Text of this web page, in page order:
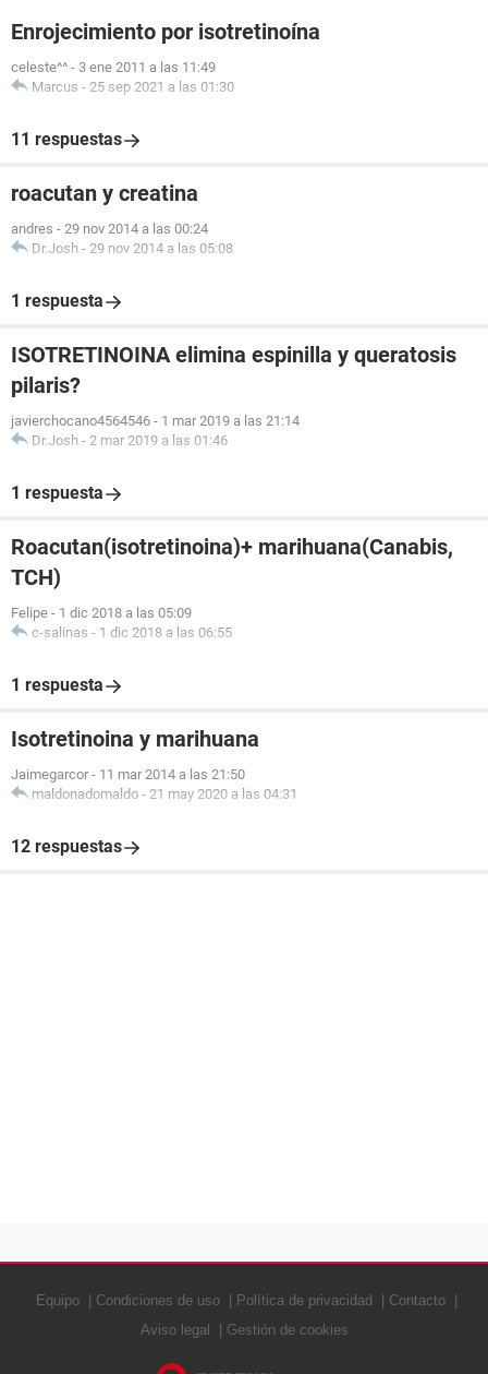
Enrojecimiento por isotretinoína
celeste^^ - 3 ene 2011 a las 11:49
Marcus - 25 sep 2021 a las 01:30
11 respuestas
roacutan y creatina
andres - 29 nov 2014 a las 00:24
Dr.Josh - 29 nov 2014 a las 05:08
1 respuesta
ISOTRETINOINA elimina espinilla y queratosis
pilaris?
javierchocano4564546 - 1 mar 2019 a las 21:14
Dr.Josh - 2 mar 2019 a las 01:46
1 respuesta
Roacutan(isotretinoina)+ marihuana(Canabis,
TCH)
Felipe - 1 dic 2018 a las 05:09
c-salinas - 1 dic 2018 a las 06:55
1 respuesta
Isotretinoina y marihuana
Jaimegarcor - 11 mar 2014 a las 21:50
maldonadomaldo - 21 may 2020 a las 04:31
12 respuestas
Equipo Condiciones de uso Política de privacidad
Contacto
Aviso legal
Gestión de cookies